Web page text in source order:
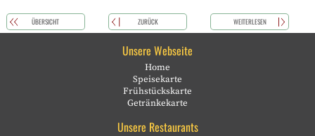
ÜBERSICHT ZURÜCK WEITERLESEN
Unsere Webseite
Home
Speisekarte
Frühstückskarte
Getränkekarte
Unsere Restaurants